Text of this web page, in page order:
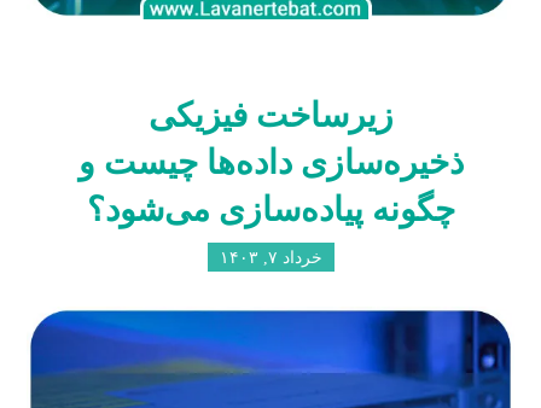
زیرساخت فیزیکی
ذخیره‌سازی داده‌ها چیست و
چگونه پیاده‌سازی می‌شود؟
خرداد ۷, ۱۴۰۳